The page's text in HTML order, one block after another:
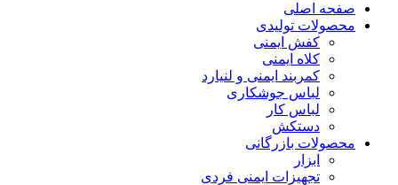
صفحه اصلی
محصولات تولیدی
کفش ایمنی
کلاه ایمنی
کمربند ایمنی و لنیارد
لباس جوشکاری
لباس کار
دستکش
محصولات بازرگانی
ابزار
تجهیزات ایمنی فردی